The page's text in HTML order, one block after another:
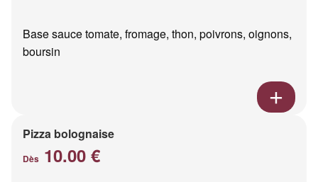
Base sauce tomate, fromage, thon, poivrons, oignons,
boursin
Pizza bolognaise
Dès 10.00 €